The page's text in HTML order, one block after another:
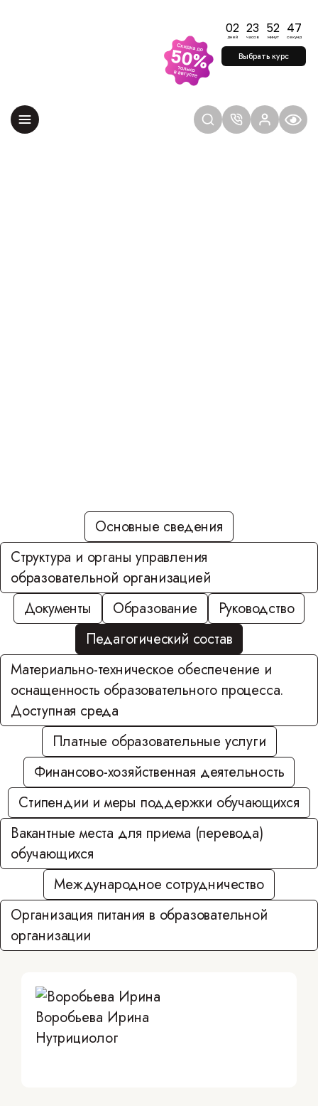
02
дней
23
часов
52
минут
47
секунд
Выбрать курс
Основные сведения
Структура и органы управления
образовательной организацией
Документы
Образование
Руководство
Педагогический состав
Материально-техническое обеспечение и
оснащенность образовательного процесса.
Доступная среда
Платные образовательные услуги
Финансово-хозяйственная деятельность
Стипендии и меры поддержки обучающихся
Вакантные места для приема (перевода)
обучающихся
Международное сотрудничество
Организация питания в образовательной
организации
Воробьева Ирина
Нутрициолог